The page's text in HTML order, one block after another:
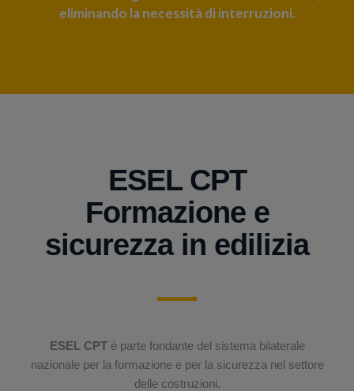
eliminando la necessità di interruzioni.
ESEL CPT
Formazione e
sicurezza in edilizia
ESEL CPTè parte fondante del sistema bilaterale
nazionale per la formazione e per la sicurezza nel settore
delle costruzioni.